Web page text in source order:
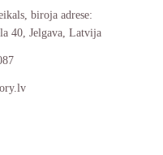
biroja adrese:
40, Jelgava, Latvija